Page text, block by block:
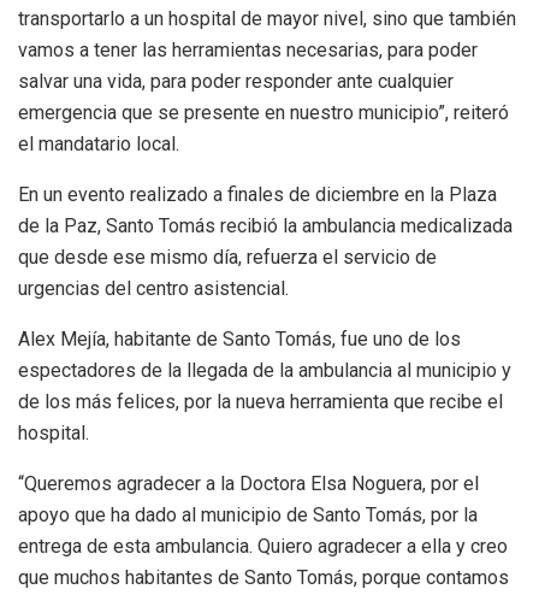
transportarlo a un hospital de mayor nivel, sino que también
vamos a tener las herramientas necesarias, para poder
salvar una vida, para poder responder ante cualquier
emergencia que se presente en nuestro municipio”, reiteró
el mandatario local.
En un evento realizado a finales de diciembre en la Plaza
de la Paz, Santo Tomás recibió la ambulancia medicalizada
que desde ese mismo día, refuerza el servicio de
urgencias del centro asistencial.
Alex Mejía, habitante de Santo Tomás, fue uno de los
espectadores de la llegada de la ambulancia al municipio y
de los más felices, por la nueva herramienta que recibe el
hospital.
“Queremos agradecer a la Doctora Elsa Noguera, por el
apoyo que ha dado al municipio de Santo Tomás, por la
entrega de esta ambulancia. Quiero agradecer a ella y creo
que muchos habitantes de Santo Tomás, porque contamos